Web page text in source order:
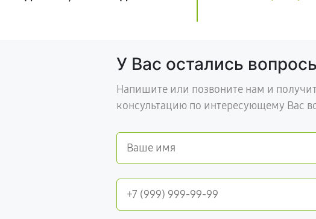
У Вас остались
Напишите или позвоните нам и
консультацию по интересующему Вас